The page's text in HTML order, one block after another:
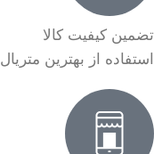
تضمین کیفیت کالا
استفاده از بهترین متریال